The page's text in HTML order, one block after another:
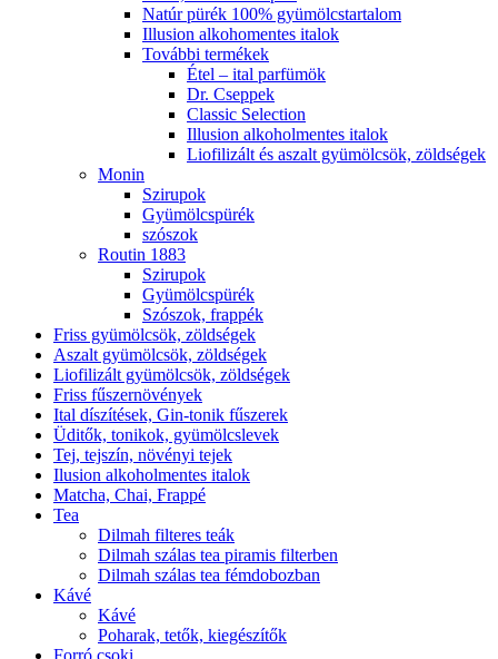
Natúr pürék 100% gyümölcstartalom
Illusion alkohomentes italok
További termékek
Étel – ital parfümök
Dr. Cseppek
Classic Selection
Illusion alkoholmentes italok
Liofilizált és aszalt gyümölcsök, zöldségek
Monin
Szirupok
Gyümölcspürék
szószok
Routin 1883
Szirupok
Gyümölcspürék
Szószok, frappék
Friss gyümölcsök, zöldségek
Aszalt gyümölcsök, zöldségek
Liofilizált gyümölcsök, zöldségek
Friss fűszernövények
Ital díszítések, Gin-tonik fűszerek
Üditők, tonikok, gyümölcslevek
Tej, tejszín, növényi tejek
Ilusion alkoholmentes italok
Matcha, Chai, Frappé
Tea
Dilmah filteres teák
Dilmah szálas tea piramis filterben
Dilmah szálas tea fémdobozban
Kávé
Kávé
Poharak, tetők, kiegészítők
Forró csoki